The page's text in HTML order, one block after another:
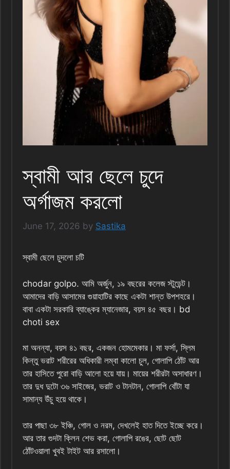
স্বামী আর ছেলে চুদে
অর্গাজম করলো
June 17, 2026 by Sastika
স্বামী ছেলে চুদলো চটি
chodar golpo. আমি অর্জুন, ১৯ বছরের কলেজ স্টুডেন্ট।
আমাদের বাড়ি আসামের গুয়াহাটির কাছে একটা শান্ত উপশহরে।
বাবা একটা সরকারি ব্যাঙ্কের ম্যানেজার, বয়স ৪৫ বছর। bd
choti sex
মা অনন্যা, বয়স ৪১ বছর, একজন হোমমেকার। মা ফর্সা, স্লিম
কিন্তু ভরাট শরীরের অধিকারী লম্বা কালো চুল, গোলাপি ঠোঁট আর
তার হাসিতে পুরো বাড়ি আলো হয়ে যায়। মায়ের শরীরটা অসাধারণ।
তার দুধ দুটো ৩৬ সাইজের, ভরাট ও টানটান, গোলাপি বোঁটা যা
সামান্য উঁচু হয়ে থাকে।
তার পাছা ৩৮ ইঞ্চি, গোল ও নরম, দেখলেই হাত দিতে ইচ্ছে করে।
আর তার গুদটা ক্লিন শেভ করা, গোলাপি রঙের, ছোট ছোট
ঠোঁটওয়ালা খুবই টাইট আর রসালো।